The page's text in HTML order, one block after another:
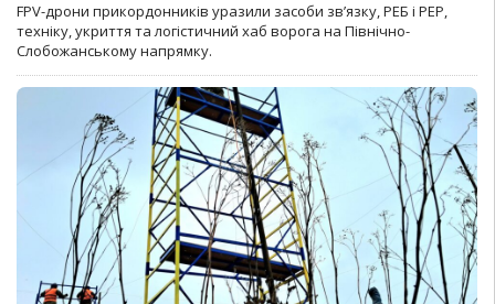
FPV-дрони прикордонників уразили засоби зв’язку, РЕБ і РЕР,
техніку, укриття та логістичний хаб ворога на Північно-
Слобожанському напрямку.